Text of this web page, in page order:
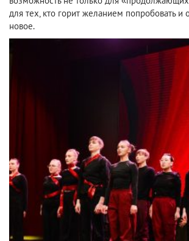
для тех, кто горит желанием попробовать и
новое.